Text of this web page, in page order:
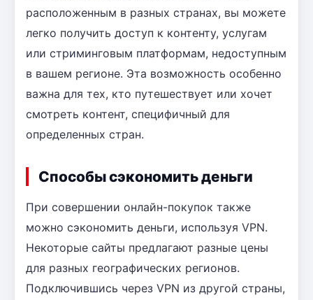
расположенным в разных странах, вы можете
легко получить доступ к контенту, услугам
или стриминговым платформам, недоступным
в вашем регионе. Эта возможность особенно
важна для тех, кто путешествует или хочет
смотреть контент, специфичный для
определенных стран.
Способы сэкономить деньги
При совершении онлайн-покупок также
можно сэкономить деньги, используя VPN.
Некоторые сайты предлагают разные цены
для разных географических регионов.
Подключившись через VPN из другой страны,